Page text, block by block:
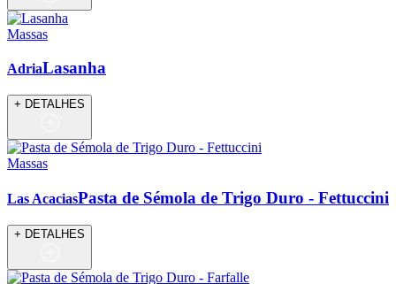
Massas
AdriaLasanha
+ DETALHES
Massas
Las AcaciasPasta de Sémola de Trigo Duro - Fettuccini
+ DETALHES